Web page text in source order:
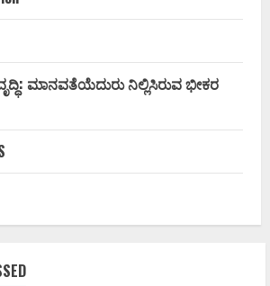
ಮಾನವತೆಯೆದುರು ನಿಲ್ಲಿಸಿರುವ ಭೀಕರ